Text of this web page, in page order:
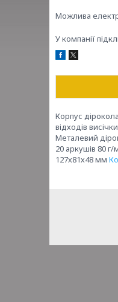
У компанії
Корпус
відходів
Металевий
20 аркушів 80
127х81х48 мм